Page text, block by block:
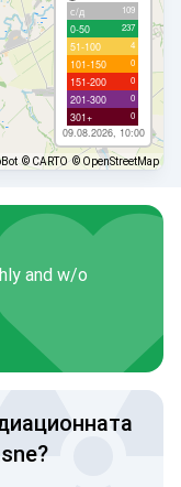
с/д 109
0-50 237
51-100 4
101-150 0
151-200 0
201-300 0
301+ 0
09.08.2026, 10:00
© CARTO © OpenStreetMap
and w/o